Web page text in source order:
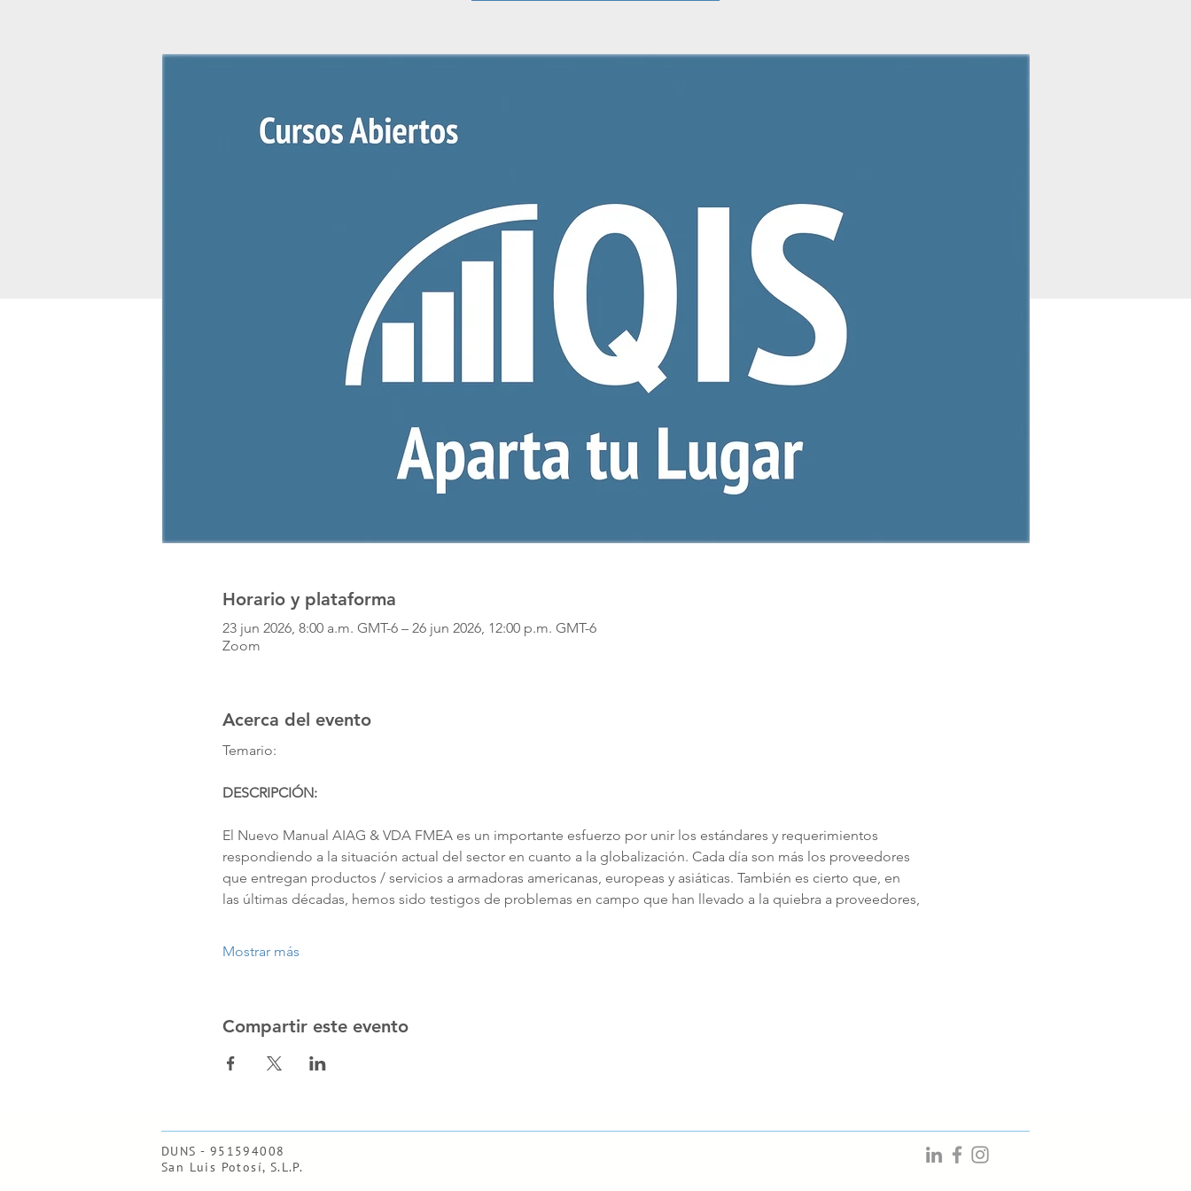
Horario y plataforma
23 jun 2026, 8:00 a.m. GMT-6 – 26 jun 2026, 12:00 p.m. GMT-6
Zoom
Acerca del evento
Temario:
DESCRIPCIÓN:
El Nuevo Manual AIAG & VDA FMEA es un importante esfuerzo por unir los estándares y requerimientos
respondiendo a la situación actual del sector en cuanto a la globalización. Cada día son más los proveedores
que entregan productos / servicios a armadoras americanas, europeas y asiáticas. También es cierto que, en
las últimas décadas, hemos sido testigos de problemas en campo que han llevado a la quiebra a proveedores,
Mostrar más
Compartir este evento
DUNS - 951594008
San Luis Potosí, S.L.P.